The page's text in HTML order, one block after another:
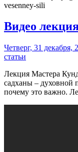
vesenney-sili
Видео
Четверг, 31 декабря,
статьи
Лекция Мастера
садханы – духовной
почему это важно.